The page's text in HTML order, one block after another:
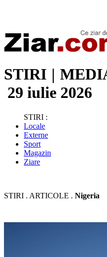
STIRI |
29 iulie 2026
STIRI :
Locale
Externe
Sport
Magazin
Ziare
STIRI . ARTICOLE . Nigeria